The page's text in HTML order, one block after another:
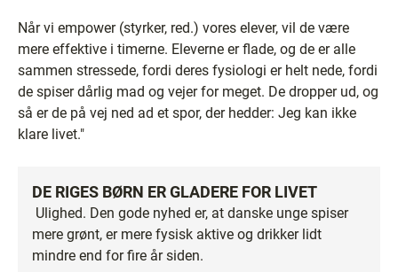
Når vi empower (styrker, red.) vores elever, vil de være
mere effektive i timerne. Eleverne er flade, og de er alle
sammen stressede, fordi deres fysiologi er helt nede, fordi
de spiser dårlig mad og vejer for meget. De dropper ud, og
så er de på vej ned ad et spor, der hedder: Jeg kan ikke
klare livet."
DE RIGES BØRN ER GLADERE FOR LIVET
Ulighed. Den gode nyhed er, at danske unge spiser
mere grønt, er mere fysisk aktive og drikker lidt
mindre end for fire år siden.